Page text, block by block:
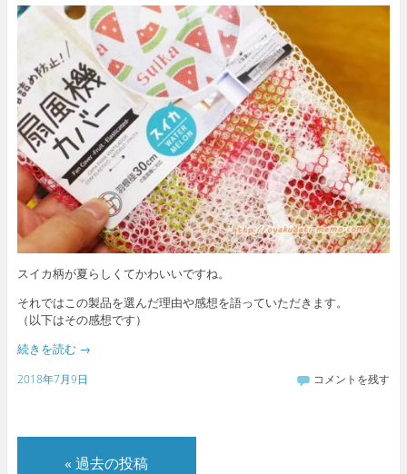
スイカ柄が夏らしくてかわいいですね。
それではこの製品を選んだ理由や感想を語っていただきます。
（以下はその感想です）
続きを読む →
2018年7月9日 コメントを残す
« 過去の投稿